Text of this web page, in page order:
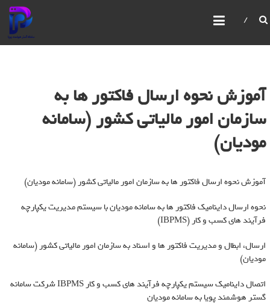
سامانه گستر هوشمند پویا
IBPMS یک سیستم یکپارچه مدیریت فرآیندهای کسب و
سازمان‌ها را با استفاده از رابط‌های گرافیکی فراهم می‌کند
آموزش نحوه ارسال فاکتور ها به
سازمان امور مالیاتی کشور (سامانه
مودیان)
آموزش نحوه ارسال فاکتور ها به سازمان امور مالیاتی کشور (سامانه مودیان)
نحوه ارسال داینامیک فاکتور ها به سامانه مودیان با سیستم مدیریت یکپارچه
فرآیند های کسب و کار (IBPMS)
ارسال، ابطال و مدیریت فاکتور ها و اسناد به سازمان امور مالیاتی کشور (سامانه
مودیان)
اتصال داینامیک سیستم یکپارچه فرآیند های کسب و کار IBPMS شرکت سامانه
گستر هوشمند پویا به سامانه مودیان